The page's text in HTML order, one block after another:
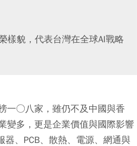
樣貌，代表台灣在全球AI戰略
一○八家，雖仍不及中國與香
變多，更是企業價值與國際影響
、PCB、散熱、電源、網通與